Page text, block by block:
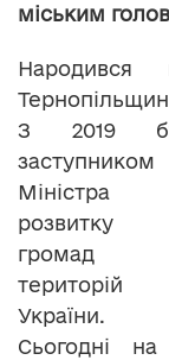
міським
Народився
З 2019
заступником
Міністра
розвитку
громад
територій
України.
Сьогодні